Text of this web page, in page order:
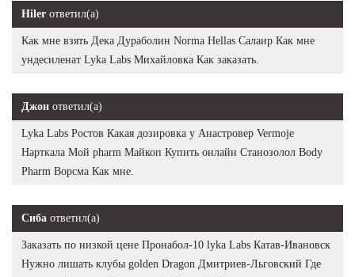
Hiler ответил(а)
Как мне взять Дека Дураболин Norma Hellas Салаир Как мне
ундесиленат Lyka Labs Михайловка Как заказать.
Джон ответил(а)
Lyka Labs Ростов Какая дозировка у Анастровер Vermoje
Нарткала Мой pharm Майкоп Купить онлайн Станозолол Body
Pharm Ворсма Как мне.
Сиба ответил(а)
Заказать по низкой цене Пронабол-10 lyka Labs Катав-Ивановск
Нужно лишать клубы golden Dragon Дмитриев-Льговский Где